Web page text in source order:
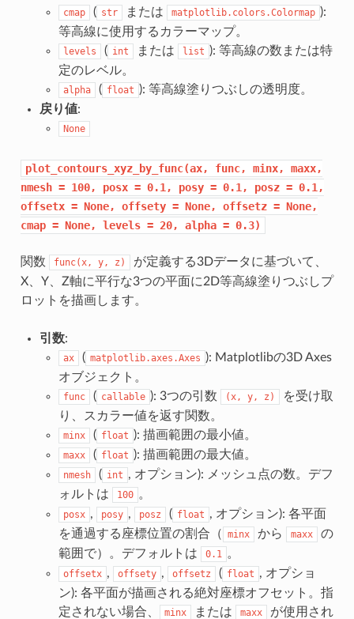
cmap ( str または matplotlib.colors.Colormap ):
等高線に使用するカラーマップ。
levels ( int または list ): 等高線の数または特
定のレベル。
alpha ( float ): 等高線塗りつぶしの透明度。
戻り値:
None
plot_contours_xyz_by_func(ax, func, minx,
maxx,
nmesh = 100, posx = 0.1, posy = 0.1, posz = 0.1,
offsetx = None, offsety = None, offsetz = None,
cmap = None, levels = 20, alpha = 0.3)
関数 func(x, y, z)
が定義する3Dデータに基づいて、
X、Y、Z軸に平行な3つの平面に2D等高線塗りつぶしプ
ロットを描画します。
引数:
ax ( matplotlib.axes.Axes ): Matplotlibの3D Axes
オブジェクト。
func ( callable ): 3つの引数 (x, y, z)
を受け取
り、スカラー値を返す関数。
minx ( float ): 描画範囲の最小値。
maxx ( float ): 描画範囲の最大値。
nmesh ( int , オプション): メッシュ点の数。デフ
ォルトは
100 。
posx , posy , posz ( float , オプション): 各平面
を通過する座標位置の割合（ minx から maxx
の
範囲で）。デフォルトは
0.1 。
offsetx , offsety , offsetz ( float , オプショ
ン): 各平面が描画される絶対座標オフセット。指
定されない場合、
minx または maxx
が使用され